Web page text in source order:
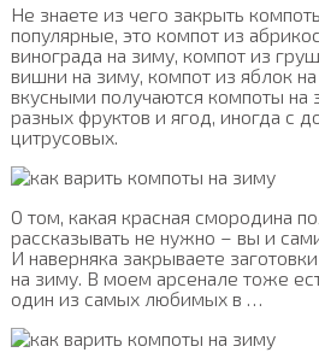
Не знаете из чего закрыть
популярные, это компот из
винограда на зиму, компот из
вишни на зиму, компот из яблок
вкусными получаются компоты на
разных фруктов и ягод, иногда с
цитрусовых.
О том, какая красная смородина
рассказывать не нужно – вы и
И наверняка закрываете
на зиму. В моем арсенале тоже
один из самых любимых в …